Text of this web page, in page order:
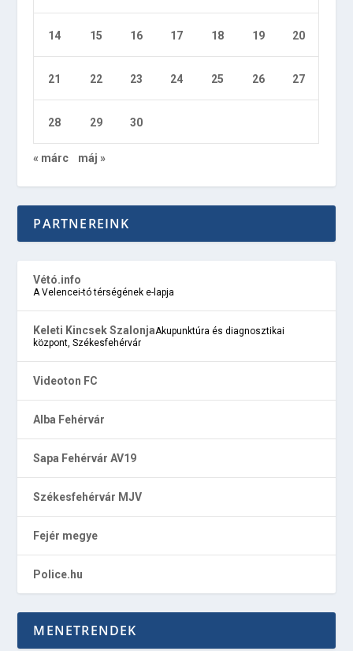
14 15 16 17 18 19 20
21 22 23 24 25 26 27
28 29 30
« márc máj »
PARTNEREINK
Vétó.info
A Velencei-tó térségének e-lapja
Keleti Kincsek SzalonjaAkupunktúra és diagnosztikai
központ, Székesfehérvár
Videoton FC
Alba Fehérvár
Sapa Fehérvár AV19
Székesfehérvár MJV
Fejér megye
Police.hu
MENETRENDEK